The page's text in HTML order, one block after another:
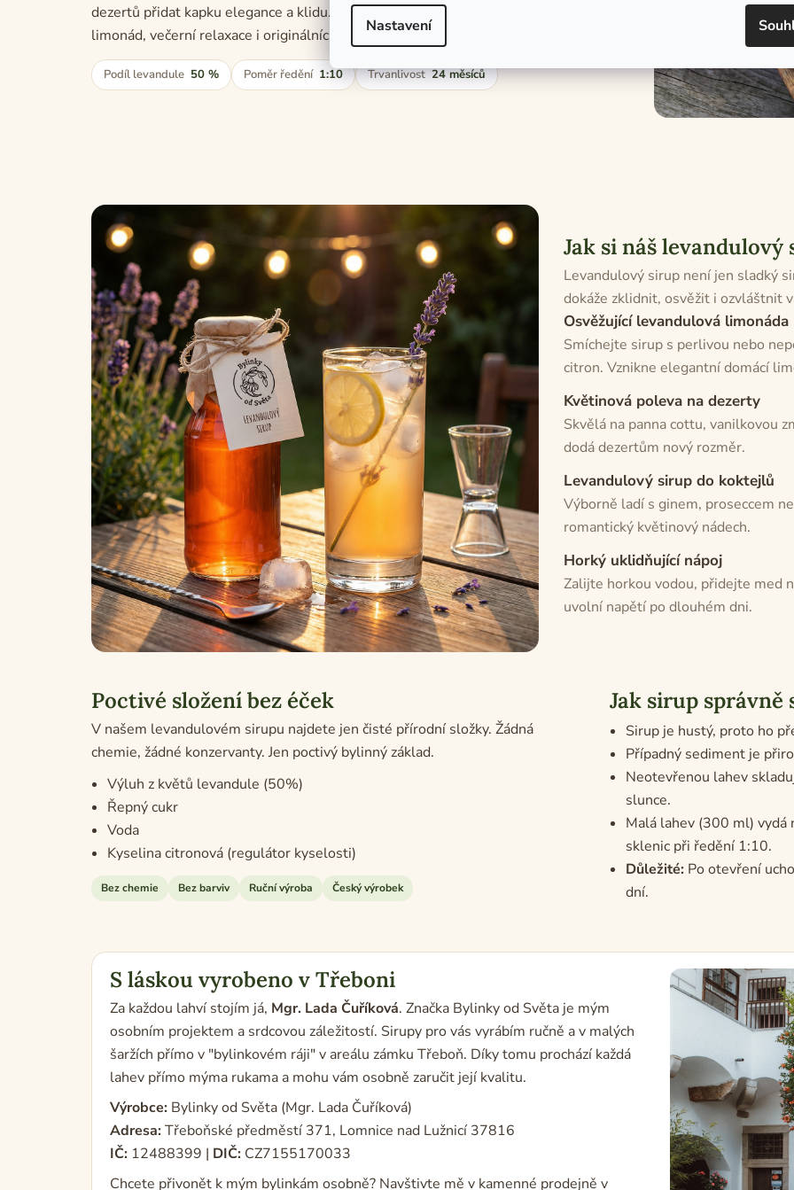
Nastavení
dezertů přidat kapku elegance a klidu. Skvěle se hodí pro milovníky domácích
limonád, večerní relaxace i originálních drinků s květinovým tónem.
Podíl levandule 50 % Poměr ředění 1:10 Trvanlivost 24 měsíců
Jak si náš
Levandulový sirup není jen sladký
dokáže zklidnit, osvěžit i ozvláštnit
Osvěžující levandulová limonáda
Smíchejte sirup s perlivou nebo
citron. Vznikne elegantní domácí
Květinová poleva na dezerty
Skvělá na panna cottu, vanilkovou
dodá dezertům nový rozměr.
Levandulový sirup do koktejlů
Výborně ladí s ginem, proseccem
romantický květinový nádech.
Horký uklidňující nápoj
Zalijte horkou vodou, přidejte med
uvolní napětí po dlouhém dni.
Poctivé složení bez éček
V našem levandulovém sirupu najdete jen čisté přírodní složky. Žádná
chemie, žádné konzervanty. Jen poctivý bylinný základ.
Výluh z květů levandule (50%)
Řepný cukr
Voda
Kyselina citronová (regulátor kyselosti)
Bez chemie Bez barviv Ruční výroba Český výrobek
Jak sirup správně
Sirup je hustý, proto ho
Případný sediment je
Neotevřenou lahev
slunce.
Malá lahev (300 ml) vydá
sklenic při ředění 1:10.
Důležité: Po otevření
dní.
S láskou vyrobeno v Třeboni
Za každou lahví stojím já, Mgr. Lada Čuříková. Značka Bylinky od Světa je mým
osobním projektem a srdcovou záležitostí. Sirupy pro vás vyrábím ručně a v malých
šaržích přímo v "bylinkovém ráji" v areálu zámku Třeboň. Díky tomu prochází každá
lahev přímo mýma rukama a mohu vám osobně zaručit její kvalitu.
Výrobce: Bylinky od Světa (Mgr. Lada Čuříková)
Adresa: Třeboňské předměstí 371, Lomnice nad Lužnicí 37816
IČ: 12488399 | DIČ: CZ7155170033
Chcete přivonět k mým bylinkám osobně? Navštivte mě v kamenné prodejně v